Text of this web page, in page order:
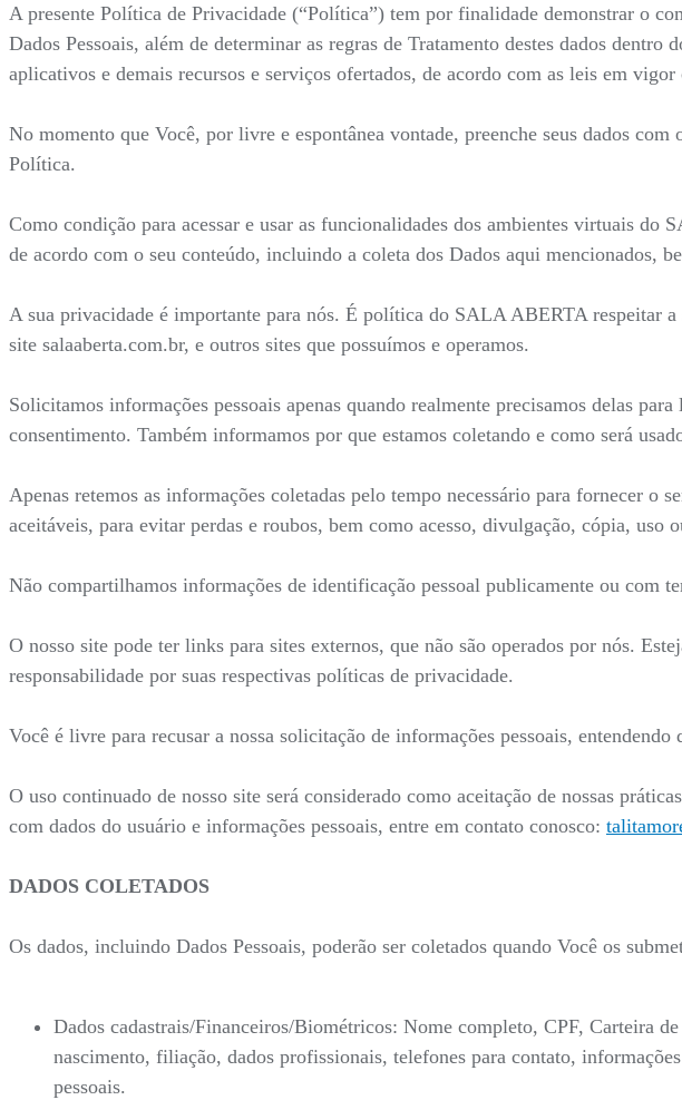
A presente Política de Privacidade (“Política”) tem por finalidade demonstrar o
Dados Pessoais, além de determinar as regras de Tratamento destes dados
aplicativos e demais recursos e serviços ofertados, de acordo com as leis em
No momento que Você, por livre e espontânea vontade, preenche seus dados
Política.
Como condição para acessar e usar as funcionalidades dos ambientes virtuais
de acordo com o seu conteúdo, incluindo a coleta dos Dados aqui mencionados,
A sua privacidade é importante para nós. É política do SALA ABERTA respeitar
site salaaberta.com.br, e outros sites que possuímos e operamos.
Solicitamos informações pessoais apenas quando realmente precisamos delas
consentimento. Também informamos por que estamos coletando e como será
Apenas retemos as informações coletadas pelo tempo necessário para fornecer
aceitáveis, para evitar perdas e roubos, bem como acesso, divulgação, cópia, uso
Não compartilhamos informações de identificação pessoal publicamente ou com
O nosso site pode ter links para sites externos, que não são operados por nós.
responsabilidade por suas respectivas políticas de privacidade.
Você é livre para recusar a nossa solicitação de informações pessoais,
O uso continuado de nosso site será considerado como aceitação de nossas
com dados do usuário e informações pessoais, entre em contato conosco:
DADOS COLETADOS
Os dados, incluindo Dados Pessoais, poderão ser coletados quando Você os
Dados cadastrais/Financeiros/Biométricos: Nome completo, CPF, Carteira
nascimento, filiação, dados profissionais, telefones para contato,
pessoais.